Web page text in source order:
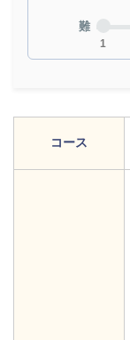
難
1
コース